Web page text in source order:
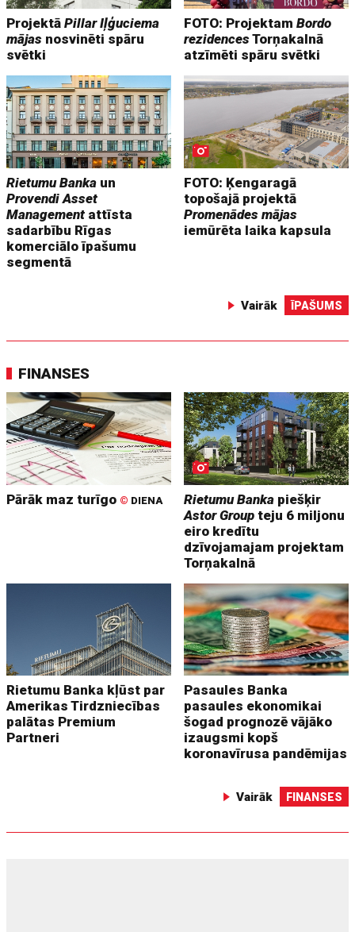
ProjektāPillar Iļģuciema
mājas nosvinēti spāru
svētki
FOTO: ProjektamBordo
rezidencesTorņakalnā
atzīmēti spāru svētki
Rietumu Banka un
Provendi Asset
Management attīsta
sadarbību Rīgas
komerciālo īpašumu
segmentā
FOTO: Ķengaragā
topošajā projektā
Promenādes mājas
iemūrēta laika kapsula
Vairāk ĪPAŠUMS
FINANSES
Pārāk maz turīgo © DIENA Rietumu Banka piešķir
Astor Group teju 6 miljonu
eiro kredītu
dzīvojamajam projektam
Torņakalnā
Rietumu Banka kļūst par
Amerikas Tirdzniecības
palātas Premium
Partneri
Pasaules Banka
pasaules ekonomikai
šogad prognozē vājāko
izaugsmi kopš
koronavīrusa pandēmijas
Vairāk FINANSES